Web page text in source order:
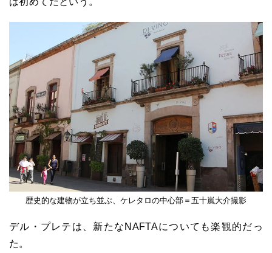
歴史的な建物が立ち並ぶ、ケレタロの中心部＝五十嵐大介撮影
デル・プレテは、新たなNAFTAについても楽観的だっ
た。